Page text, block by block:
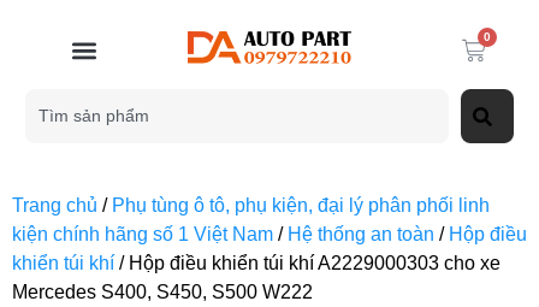
0
Trang chủ / Phụ tùng ô tô, phụ kiện, đại lý phân phối linh
kiện chính hãng số 1 Việt Nam / Hệ thống an toàn / Hộp điều
khiển túi khí / Hộp điều khiển túi khí A2229000303 cho xe
Mercedes S400, S450, S500 W222